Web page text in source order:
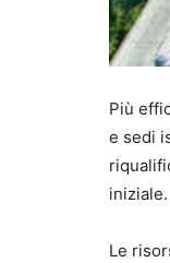
Più
e sedi
iniziale.
Le